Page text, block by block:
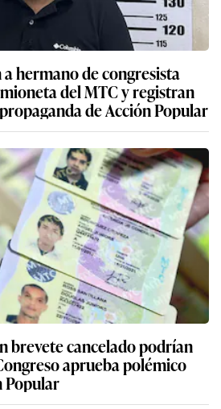
hermano de congresista
del MTC y registran
de Acción Popular
brevete cancelado podrían
aprueba polémico
Popular